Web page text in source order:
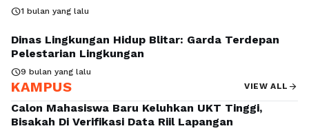
schedule1 bulan yang lalu
Dinas Lingkungan Hidup Blitar: Garda Terdepan
Pelestarian Lingkungan
schedule9 bulan yang lalu
KAMPUS VIEW ALL arrow_forward
Calon Mahasiswa Baru Keluhkan UKT Tinggi,
Bisakah Di Verifikasi Data Riil Lapangan